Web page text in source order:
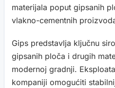
materijala poput gipsanih
vlakno-cementnih
Gips predstavlja ključnu
gipsanih ploča i drugih
modernoj gradnji.
kompaniji omogućiti